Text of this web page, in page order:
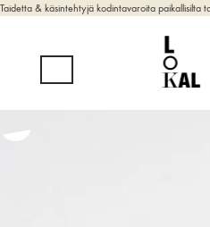
Taidetta & käsintehtyjä kodintavaroita paikallisilta